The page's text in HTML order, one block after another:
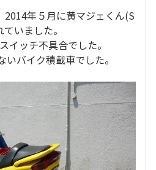
年５月に黄マジェくん(S
いました。
イッチ不具合でした。
バイク積載車でした。